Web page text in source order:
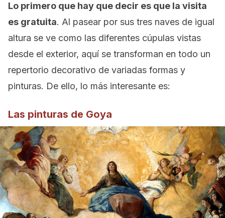
Lo primero que hay que decir es que la visita
es gratuita. Al pasear por sus tres naves de igual
altura se ve como las diferentes cúpulas vistas
desde el exterior, aquí se transforman en todo un
repertorio decorativo de variadas formas y
pinturas. De ello, lo más interesante es:
Las pinturas de Goya